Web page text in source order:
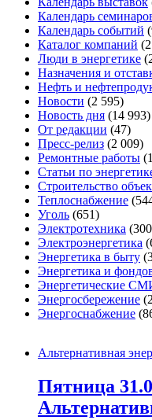
Календарь
Календарь событий
Каталог компаний
Люди в энергетике
Назначения и
Нефть и
Новости (2 595)
Новость дня (14 993)
От редакции (47)
Пресс-релиз (2 009)
Ремонтные работы
Статьи по
Строительство
Теплоснабжение
Уголь (651)
Электротехника
Электроэнергетика
Энергетика в быту
Энергетика и
Энергетические
Энергосбережение
Энергоснабжение
Альтернативная
Пятница